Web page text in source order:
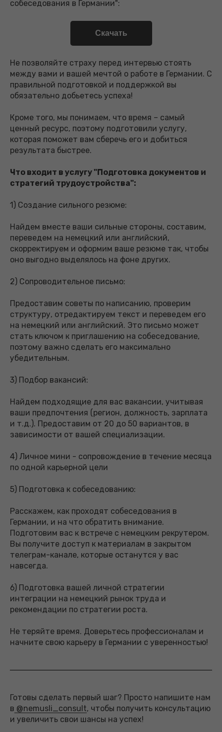
собеседования в Германии":
Скачать
Не позволяйте страху перед интервью стоять
между вами и вашей мечтой о работе в Германии. С
правильной подготовкой и поддержкой вы
обязательно добьетесь успеха!
Кроме того, мы понимаем, что время – самый
ценный ресурс, поэтому подготовили услугу,
которая поможет вам сберечь его и добиться
результата быстрее.
Что входит в услугу "Подготовка документов и
стратегий трудоустройства":
1) Создание сильного резюме:
Найдем вместе ваши сильные стороны, составим,
переведем на немецкий или английский,
скорректируем и оформим ваше резюме так, чтобы
оно выгодно выделялось на фоне других.
2) Сопроводительное письмо:
Предоставим советы по написанию, проверим
структуру, отредактируем текст и переведем его
на немецкий или английский. Это письмо может
стать ключом к приглашению на собеседование,
поэтому важно сделать его максимально
убедительным.
3) Подбор вакансий:
Найдем подходящие для вас вакансии, учитывая
ваши предпочтения (регион, должность, зарплата
и т.д.). Предоставим от 20 до 50 вариантов, в
зависимости от вашей специализации.
4) Личное мини - сопровождение в течение месяца
по одной карьерной цели
5) Подготовка к собеседованию:
Расскажем, как проходят собеседования в
Германии, и на что обратить внимание.
Подготовим вас к встрече с немецким рекрутером.
Вы получите доступ к материалам в закрытом
телеграм-канале, которые останутся у вас
навсегда.
6) Подготовка вашей личной стратегии
интеграции на немецкий рынок труда и
рекомендации по стратегии роста.
Не теряйте время. Доверьтесь профессионалам и
начните свою карьеру в Германии с уверенностью!
Готовы сделать первый шаг? Просто напишите нам
в @nemusli_consult, чтобы получить консультацию
и увеличить свои шансы на успех!